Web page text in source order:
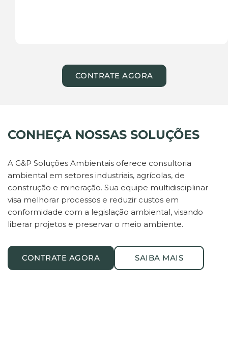
CONTRATE AGORA
CONHEÇA NOSSAS SOLUÇÕES
A G&P Soluções Ambientais oferece consultoria
ambiental em setores industriais, agrícolas, de
construção e mineração. Sua equipe multidisciplinar
visa melhorar processos e reduzir custos em
conformidade com a legislação ambiental, visando
liberar projetos e preservar o meio ambiente.
CONTRATE AGORA SAIBA MAIS